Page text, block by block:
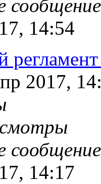
14:54
2017,
14:17